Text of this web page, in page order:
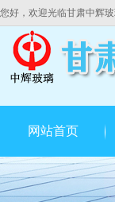
您好，欢迎光临甘肃中辉
网站首页